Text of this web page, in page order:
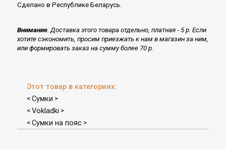
Сделано в Республике Беларусь.
Внимание. Доставка этого товара отдельно, платная - 5 р. Если
хотите сэкономить, просим приезжать к нам в магазин за ним,
или формировать заказ на сумму более 70 р.
Этот товар в категориях:
< Сумки >
< Vokladki >
< Сумки на пояс>